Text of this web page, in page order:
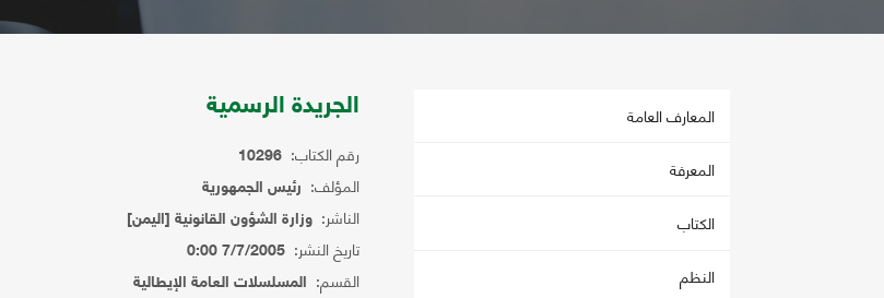
المعارف العامة
المعرفة
الكتاب
النظم
الجريدة الرسمية
رقم الكتاب: 10296
المؤلف: رئيس الجمهورية
الناشر: وزارة الشؤون القانونية [اليمن]
تاريخ النشر: 7/7/2005 0:00
القسم: المسلسلات العامة الإيطالية